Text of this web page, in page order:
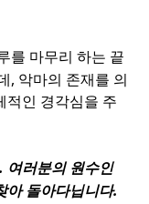
를 마무리 하는 끝
, 악마의 존재를 의
적인 경각심을 주
. 여러분의 원수인
아 돌아다닙니다.